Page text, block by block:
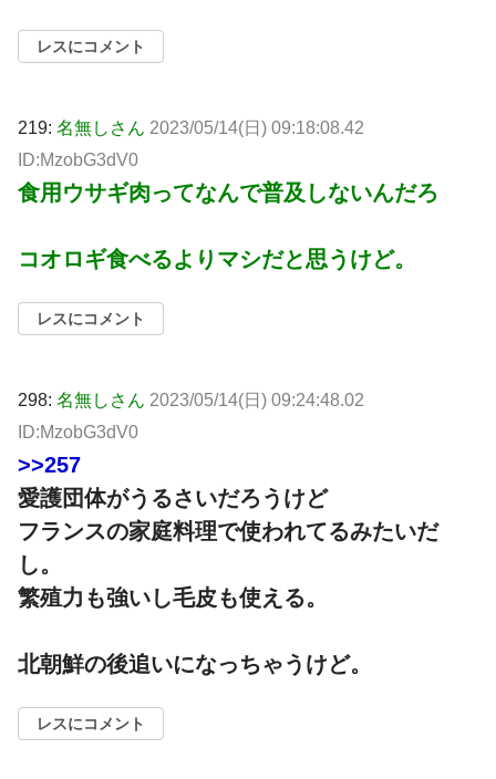
レスにコメント
219: 名無しさん 2023/05/14(日) 09:18:08.42
ID:MzobG3dV0
食用ウサギ肉ってなんで普及しないんだろ
コオロギ食べるよりマシだと思うけど。
レスにコメント
298: 名無しさん 2023/05/14(日) 09:24:48.02
ID:MzobG3dV0
>>257
愛護団体がうるさいだろうけど
フランスの家庭料理で使われてるみたいだ
し。
繁殖力も強いし毛皮も使える。
北朝鮮の後追いになっちゃうけど。
レスにコメント